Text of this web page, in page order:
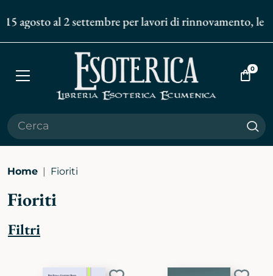
agosto al 2 settembre per lavori di rinnovamento,
Apri
Vai
0
Home Fioriti
Fioriti
Filtri